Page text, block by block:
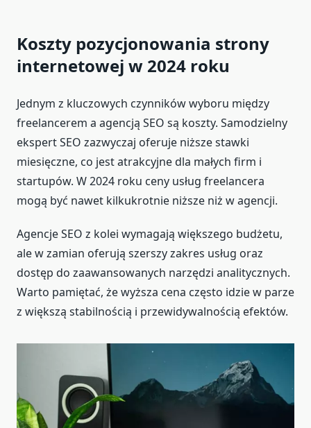
Koszty pozycjonowania strony
internetowej w 2024 roku
Jednym z kluczowych czynników wyboru między
freelancerem a agencją SEO są koszty. Samodzielny
ekspert SEO zazwyczaj oferuje niższe stawki
miesięczne, co jest atrakcyjne dla małych firm i
startupów. W 2024 roku ceny usług freelancera
mogą być nawet kilkukrotnie niższe niż w agencji.
Agencje SEO z kolei wymagają większego budżetu,
ale w zamian oferują szerszy zakres usług oraz
dostęp do zaawansowanych narzędzi analitycznych.
Warto pamiętać, że wyższa cena często idzie w parze
z większą stabilnością i przewidywalnością efektów.